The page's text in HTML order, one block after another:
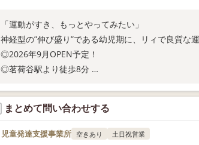
「運動がすき、もっとやってみたい」
神経型の”伸び盛り”である幼児期に、リィで良質な
◎2026年9月OPEN予定！
◎茗荷谷駅より徒歩8分
お電話またはWEB問い合わせにてお問い合わせくだ
まとめて問い合わせする
児童発達支援事業所 空きあり 土日祝営業